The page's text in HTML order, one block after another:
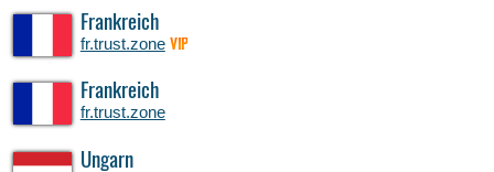
Frankreich
fr.trust.zone VIP
Frankreich
fr.trust.zone
Ungarn